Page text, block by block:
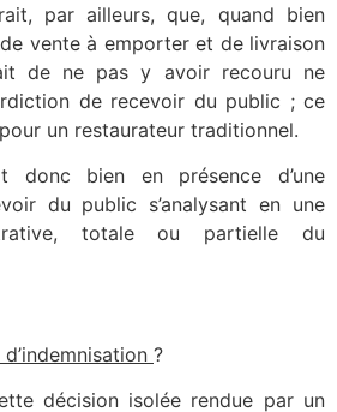
par ailleurs, que, quand bien
vente à emporter et de livraison
de ne pas y avoir recouru ne
de recevoir du public ; ce
un restaurateur traditionnel.
donc bien en présence d’une
du public s’analysant en une
totale ou partielle du
?
décision isolée rendue par un